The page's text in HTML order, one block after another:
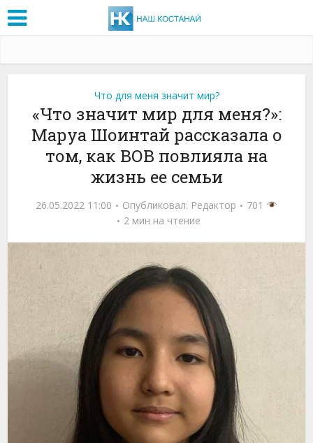
Что для меня значит мир?
«Что значит мир для меня?»:
Маруа Шоинтай рассказала о
том, как ВОВ повлияла на
жизнь ее семьи
26.05.2022 11:00 Опубликовал: Редактор
701
2 мин на чтение